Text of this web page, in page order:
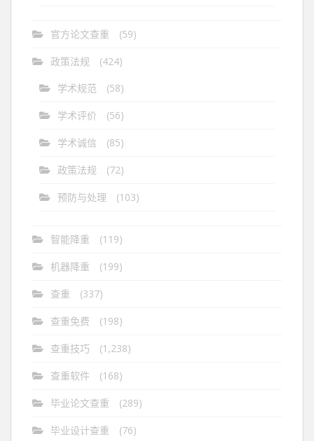
官方论文查重 (59)
政策法规
(424)
学术规范
(58)
学术评价 (56)
学术诚信 (85)
政策法规 (72)
预防与处理 (103)
智能降重 (119)
机器降重 (199)
查重 (337)
查重免费 (198)
查重技巧 (1,238)
查重软件 (168)
毕业论文查重 (289)
毕业设计查重 (76)